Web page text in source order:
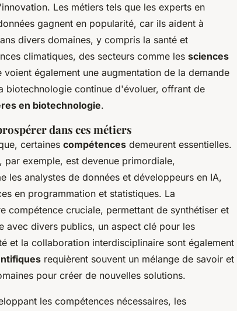
Les métiers tels que les experts en
gagnent en popularité, car ils aident à
divers domaines, y compris la santé et
climatiques, des secteurs comme les sciences
également une augmentation de la demande
biotechnologie continue d'évoluer, offrant de
en biotechnologie.
dans ces métiers
certaines compétences demeurent essentielles.
, par exemple, est devenue primordiale,
les analystes de données et développeurs en IA,
en programmation et statistiques. La
compétence cruciale, permettant de synthétiser et
avec divers publics, un aspect clé pour les
et la collaboration interdisciplinaire sont également
requièrent souvent un mélange de savoir et
pour créer de nouvelles solutions.
les compétences nécessaires, les